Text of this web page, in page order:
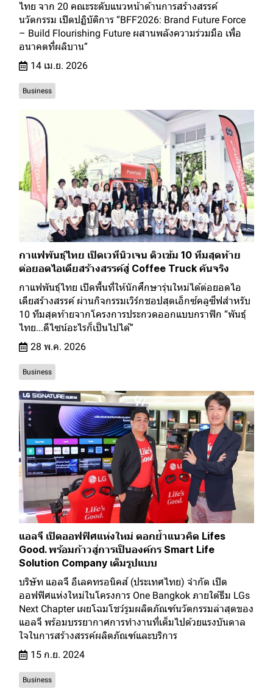
ไทย จาก 20 คณะระดับแนวหน้าด้านการสร้างสรรค์
นวัตกรรม เปิดปฏิบัติการ “BFF2026: Brand Future Force
– Build Flourishing Future ผสานพลังความร่วมมือ เพื่อ
อนาคตที่ผลิบาน”
14 เม.ย. 2026
Business
กาแฟพันธุ์ไทย เปิดเวทีนิวเจน ติวเข้ม 10 ทีมสุดท้าย
ต่อยอดไอเดียสร้างสรรค์สู่ Coffee Truck คันจริง
กาแฟพันธุ์ไทย เปิดพื้นที่ให้นักศึกษารุ่นใหม่ได้ต่อยอดไอ
เดียสร้างสรรค์ ผ่านกิจกรรมเวิร์กชอปสุดเอ็กซ์คลูซีฟสำหรับ
10 ทีมสุดท้ายจากโครงการประกวดออกแบบกราฟิก “พันธุ์
ไทย...ดีไซน์อะไรก็เป็นไปได้”
28 พ.ค. 2026
Business
แอลจี เปิดออฟฟิศแห่งใหม่ ตอกย้ำแนวคิด Lifes
Good. พร้อมก้าวสู่การเป็นองค์กร Smart Life
Solution Company เต็มรูปแบบ
บริษัท แอลจี อีเลคทรอนิคส์ (ประเทศไทย) จำกัด เปิด
ออฟฟิศแห่งใหม่ในโครงการ One Bangkok ภายใต้ธีม LGs
Next Chapter เผยโฉมโชว์รูมผลิตภัณฑ์นวัตกรรมล่าสุดของ
แอลจี พร้อมบรรยากาศการทำงานที่เต็มไปด้วยแรงบันดาล
ใจในการสร้างสรรค์ผลิตภัณฑ์และบริการ
15 ก.ย. 2024
Business